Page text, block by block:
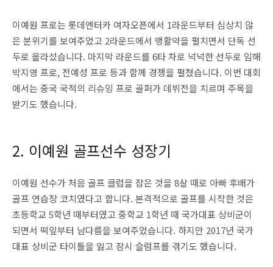
이예원 프로는 롯데엔터카 여자오픈에서 1라운드부터 심상치 않
은 분위기를 보여주었고 2라운드에서 맹활약을 펼치면서 단독 선
두로 올라섰습니다. 마지막 라운드를 6타 차로 넉넉한 선두로 임해
박지영 프로, 전예성 프로 등과 함께 경쟁을 펼쳤습니다. 이번 대회
에서는 중국 국적의 리슈잉 프로 골퍼가 데뷔전을 치르며 주목을
받기도 했습니다.
2. 이예원 골프선수 성장기
이예원 선수가 처음 골프 클럽을 잡은 것을 8살 때로 아빠 후배가
골프 연습장 코치였다고 합니다. 본격적으로 골프를 시작한 것은
초등학교 5학년 때부터였고 중학교 1학년 때 국가대표 상비군이
되면서 떡잎부터 남다름을 보여주었습니다. 하지만 2017년 국가
대표 상비군 타이틀을 잃고 잠시 슬럼프를 겪기도 했습니다.